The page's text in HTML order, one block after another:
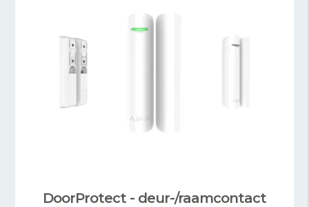
DoorProtect - deur-/raamcontact